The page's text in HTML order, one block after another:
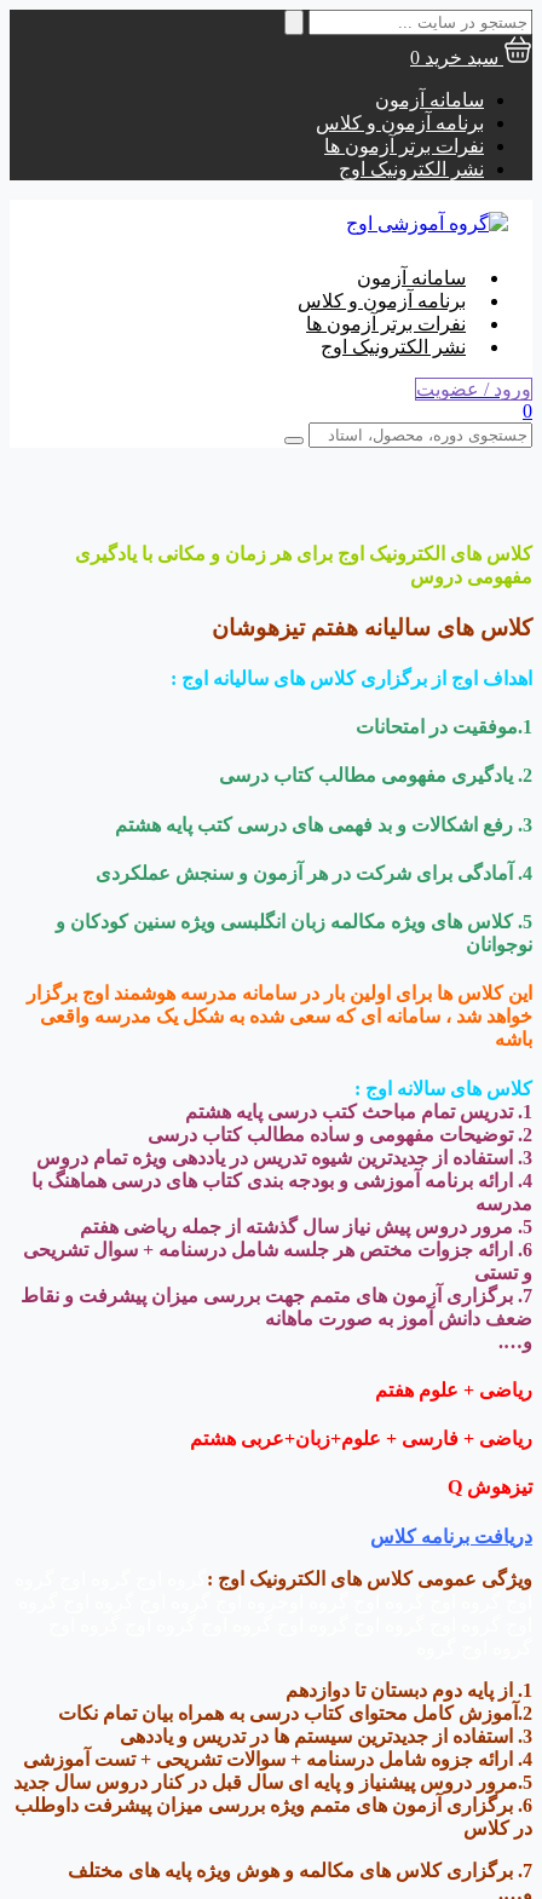
جستجو
برای:
سبد خرید 0
سامانه آزمون
برنامه آزمون و کلاس
نفرات برتر آزمون ها
نشر الکترونیک اوج
سامانه آزمون
برنامه آزمون و کلاس
نفرات برتر آزمون ها
نشر الکترونیک اوج
ورود / عضویت
0
کلاس های الکترونیک اوج برای هر زمان و مکانی با یادگیری
مفهومی دروس
کلاس های سالیانه هفتم تیزهوشان
اهداف اوج از برگزاری کلاس های سالیانه اوج :
1.موفقیت در امتحانات
2. یادگیری مفهومی مطالب کتاب درسی
3. رفع اشکالات و بد فهمی های درسی کتب پایه هشتم
4. آمادگی برای شرکت در هر آزمون و سنجش عملکردی
5. کلاس های ویژه مکالمه زبان انگلبسی ویژه سنین کودکان و
نوجوانان
این کلاس ها برای اولین بار در سامانه مدرسه هوشمند اوج برگزار
خواهد شد ، سامانه ای که سعی شده به شکل یک مدرسه واقعی
باشه
کلاس های سالانه اوج :
1. تدریس تمام مباحث کتب درسی پایه هشتم
2. توضیحات مفهومی و ساده مطالب کتاب درسی
3. استفاده از جدیدترین شيوه تدریس در یاددهی ویژه تمام دروس
4. ارائه برنامه آموزشی و بودجه بندی کتاب های درسی هماهنگ با
مدرسه
5. مرور دروس پیش نیاز سال گذشته از جمله ریاضی هفتم
6. ارائه جزوات مختص هر جلسه شامل درسنامه + سوال تشریحی
و تستی
7. برگزاری آزمون های متمم جهت بررسی میزان پیشرفت و نقاط
ضعف دانش آموز به صورت ماهانه
و….
ریاضی + علوم هفتم
ریاضی + فارسی + علوم+زبان+عربی هشتم
تیزهوش Q
دریافت برنامه کلاس
ویژگی عمومی کلاس های الکترونیک اوج :
1. از پایه دوم دبستان تا دوازدهم
2.آموزش کامل محتوای کتاب درسی به همراه بیان تمام نکات
3. استفاده از جدیدترین سیستم ها در تدریس و یاددهی
4. ارائه جزوه شامل درسنامه + سوالات تشریحی + تست آموزشی
5.مرور دروس پیشنیاز و پایه ای سال قبل در کنار دروس سال جدید
6. برگزاری آزمون های متمم ویژه بررسی میزان پیشرفت داوطلب
در کلاس
7. برگزاری کلاس های مکالمه و هوش ویژه پایه های مختلف
و….